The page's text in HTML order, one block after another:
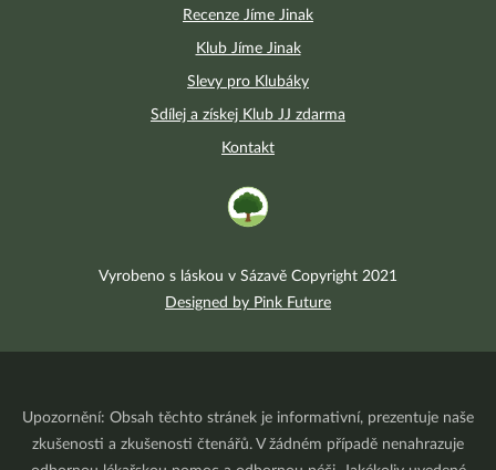
Recenze Jíme Jinak
Klub Jíme Jinak
Slevy pro Klubáky
Sdílej a získej Klub JJ zdarma
Kontakt
Vyrobeno s láskou v Sázavě Copyright 2021
Designed by Pink Future
Upozornění: Obsah těchto stránek je informativní, prezentuje naše
zkušenosti a zkušenosti čtenářů. V žádném případě nenahrazuje